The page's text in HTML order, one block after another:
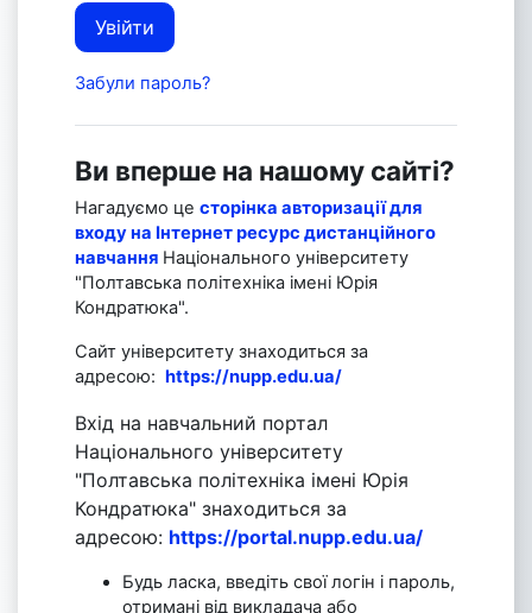
Увійти
Забули пароль?
Ви вперше на нашому сайті?
Нагадуємо це сторінка авторизації для
входу на Інтернет ресурс дистанційного
навчання Національного університету
"Полтавська політехніка імені Юрія
Кондратюка".
Сайт університету знаходиться за
адресою: https://nupp.edu.ua/
Вхід на навчальний портал
Національного університету
"Полтавська політехніка імені Юрія
Кондратюка" знаходиться за
адресою: https://portal.nupp.edu.ua/
Будь ласка, введіть свої логін і пароль,
отримані від викладача або